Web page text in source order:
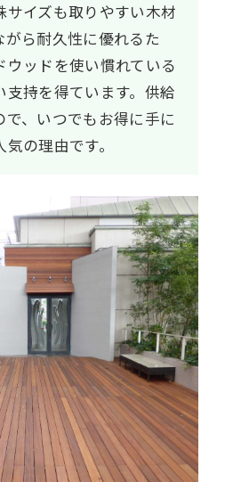
サイズも取りやすい木材
がら耐久性に優れるた
ウッドを使い慣れている
持を得ています。供給
、いつでもお得に手に
の理由です。